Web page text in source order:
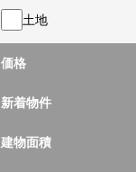
土地
価格
新着物件
建物面積